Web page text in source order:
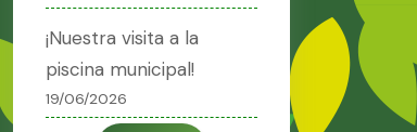
¡Nuestra visita a la
piscina municipal!
19/06/2026